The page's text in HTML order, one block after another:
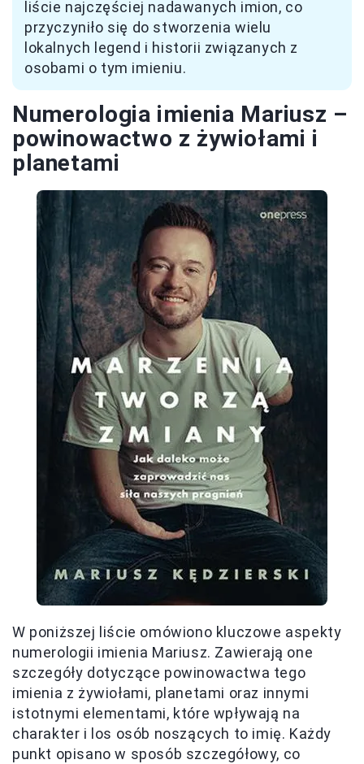
liście najczęściej nadawanych imion, co
przyczyniło się do stworzenia wielu
lokalnych legend i historii związanych z
osobami o tym imieniu.
Numerologia imienia Mariusz –
powinowactwo z żywiołami i
planetami
W poniższej liście omówiono kluczowe aspekty
numerologii imienia Mariusz. Zawierają one
szczegóły dotyczące powinowactwa tego
imienia z żywiołami, planetami oraz innymi
istotnymi elementami, które wpływają na
charakter i los osób noszących to imię. Każdy
punkt opisano w sposób szczegółowy, co